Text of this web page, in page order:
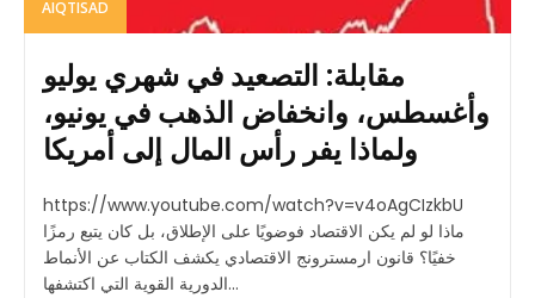
AIQTISAD
مقابلة: التصعيد في شهري يوليو
وأغسطس، وانخفاض الذهب في يونيو،
ولماذا يفر رأس المال إلى أمريكا
https://www.youtube.com/watch?v=v4oAgCIzkbU
ماذا لو لم يكن الاقتصاد فوضويًا على الإطلاق، بل كان يتبع رمزًا
خفيًا؟ قانون ارمسترونج الاقتصادي يكشف الكتاب عن الأنماط
الدورية القوية التي اكتشفها...